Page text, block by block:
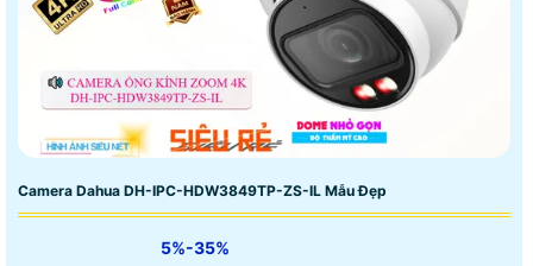
Camera Dahua DH-IPC-HDW3849TP-ZS-IL Mẫu Đẹp
5%-35%